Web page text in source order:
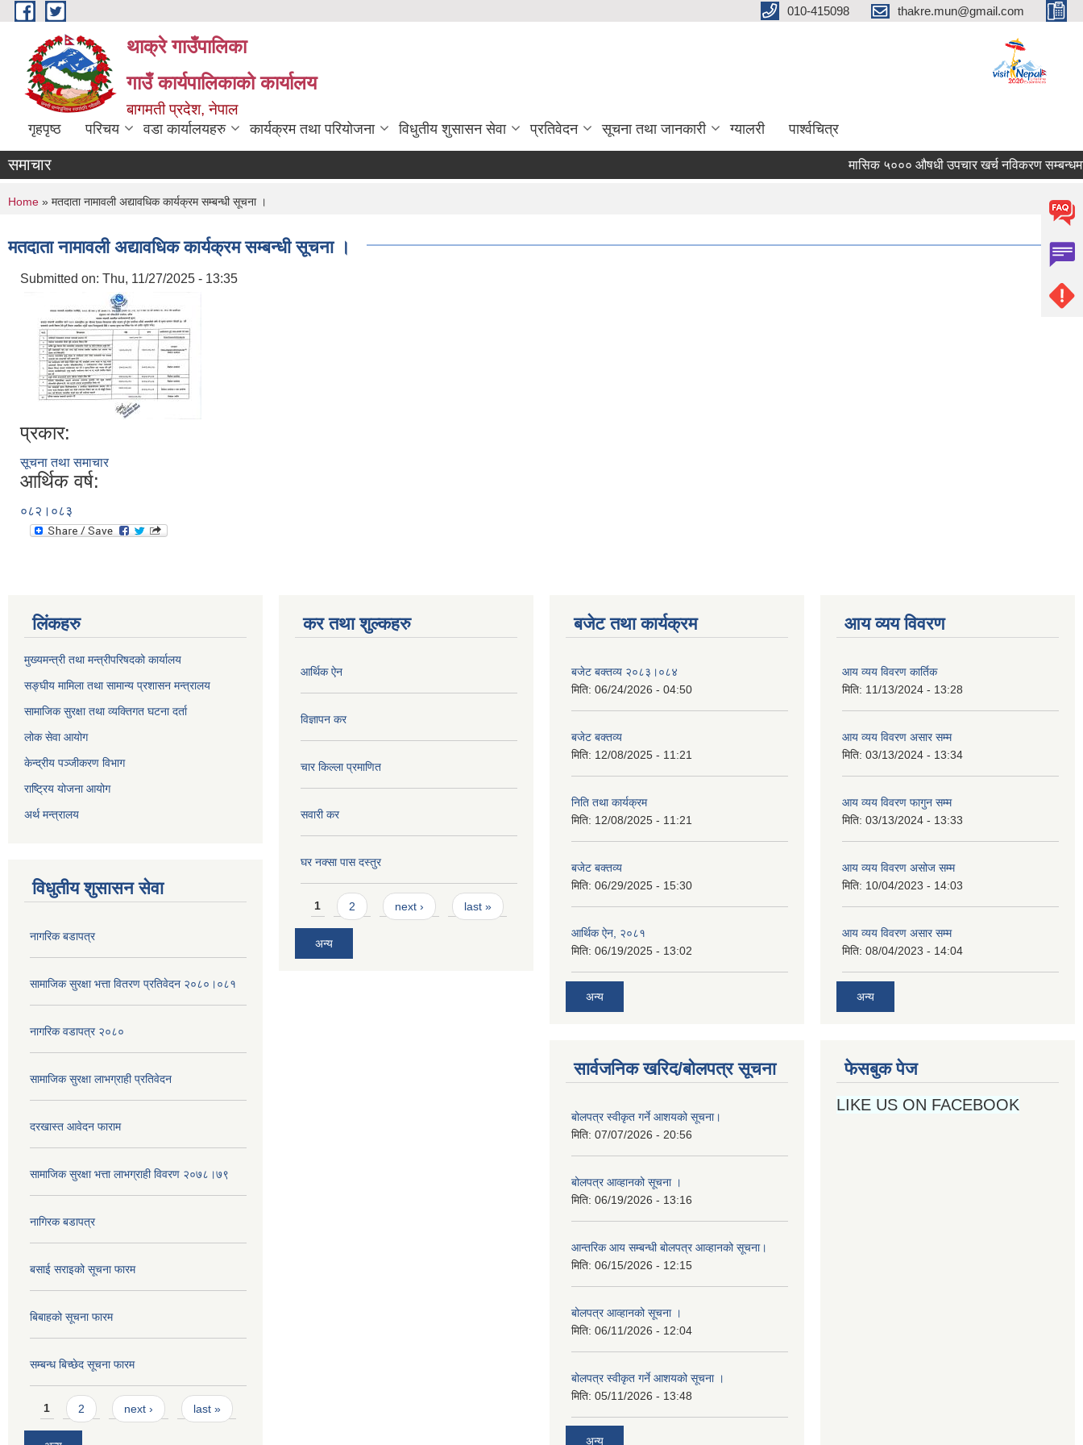
Skip to main content 010-415098 thakre.mun@gmail.com
थाक्रे गाउँपालिका
गाउँ कार्यपालिकाको कार्यालय
बागमती प्रदेश, नेपाल
गृहपृष्ठ परिचय वडा कार्यालयहरु कार्यक्रम तथा परियोजना विधुतीय शुसासन सेवा प्रतिवेदन सूचना तथा जानकारी ग्यालरी पार्श्वचित्र
समाचार मासिक ५००० औषधी उपचार खर्च नविकरण सम्बन्धमा ।
You are here
Home » मतदाता नामावली अद्यावधिक कार्यक्रम सम्बन्धी सूचना ।
मतदाता नामावली अद्यावधिक कार्यक्रम सम्बन्धी सूचना ।
Submitted on: Thu, 11/27/2025 - 13:35
प्रकार:
सूचना तथा समाचार
आर्थिक वर्ष:
०८२।०८३
लिंकहरु
मुख्यमन्त्री तथा मन्त्रीपरिषदको कार्यालय
सङ्घीय मामिला तथा सामान्य प्रशासन मन्त्रालय
सामाजिक सुरक्षा तथा व्यक्तिगत घटना दर्ता
लोक सेवा आयोग
केन्द्रीय पञ्जीकरण विभाग
राष्ट्रिय योजना आयोग
अर्थ मन्त्रालय
विधुतीय शुसासन सेवा
नागरिक बडापत्र
सामाजिक सुरक्षा भत्ता वितरण प्रतिवेदन २०८०।०८१
नागरिक वडापत्र २०८०
सामाजिक सुरक्षा लाभग्राही प्रतिवेदन
दरखास्त आवेदन फाराम
सामाजिक सुरक्षा भत्ता लाभग्राही विवरण २०७८।७९
नागिरक बडापत्र
बसाई सराइको सूचना फारम
बिबाहको सूचना फारम
सम्बन्ध बिच्छेद सूचना फारम
Pages
1 2 next › last »
कर तथा शुल्कहरु
आर्थिक ऐन
विज्ञापन कर
चार किल्ला प्रमाणित
सवारी कर
घर नक्सा पास दस्तुर
Pages
1 2 next › last »
अन्य
बजेट तथा कार्यक्रम
बजेट बक्तव्य २०८३।०८४
मिति: 06/24/2026 - 04:50
बजेट बक्तव्य
मिति: 12/08/2025 - 11:21
निति तथा कार्यक्रम
मिति: 12/08/2025 - 11:21
बजेट बक्तव्य
मिति: 06/29/2025 - 15:30
आर्थिक ऐन, २०८१
मिति: 06/19/2025 - 13:02
अन्य
सार्वजनिक खरिद/बोलपत्र सूचना
बोलपत्र स्वीकृत गर्ने आशयको सूचना।
मिति: 07/07/2026 - 20:56
बोलपत्र आव्हानको सूचना ।
मिति: 06/19/2026 - 13:16
आन्तरिक आय सम्बन्धी बोलपत्र आव्हानको सूचना।
मिति: 06/15/2026 - 12:15
बोलपत्र आव्हानको सूचना ।
मिति: 06/11/2026 - 12:04
बोलपत्र स्वीकृत गर्ने आशयको सूचना ।
मिति: 05/11/2026 - 13:48
अन्य
आय व्यय विवरण
आय व्यय विवरण कार्तिक
मिति: 11/13/2024 - 13:28
आय व्यय विवरण असार सम्म
मिति: 03/13/2024 - 13:34
आय व्यय विवरण फागुन सम्म
मिति: 03/13/2024 - 13:33
आय व्यय विवरण असोज सम्म
मिति: 10/04/2023 - 14:03
आय व्यय विवरण असार सम्म
मिति: 08/04/2023 - 14:04
अन्य
फेसबुक पेज
LIKE US ON FACEBOOK